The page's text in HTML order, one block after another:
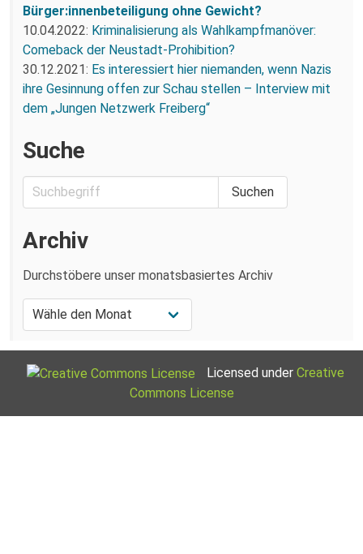
Bürger:innenbeteiligung ohne Gewicht?
10.04.2022: Kriminalisierung als Wahlkampfmanöver:
Comeback der Neustadt-Prohibition?
30.12.2021: Es interessiert hier niemanden, wenn Nazis
ihre Gesinnung offen zur Schau stellen – Interview mit
dem „Jungen Netzwerk Freiberg“
Suche
Archiv
Durchstöbere unser monatsbasiertes Archiv
Licensed under Creative
Commons License